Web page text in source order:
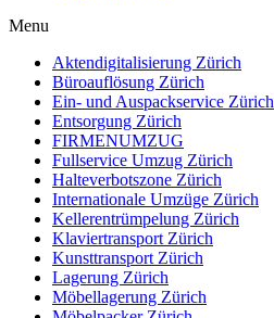
Menu
Aktendigitalisierung Zürich
Büroauflösung Zürich
Ein- und Auspackservice Zürich
Entsorgung Zürich
FIRMENUMZUG
Fullservice Umzug Zürich​
Halteverbotszone Zürich
Internationale Umzüge Zürich
Kellerentrümpelung Zürich
Klaviertransport Zürich
Kunsttransport Zürich
Lagerung Zürich
Möbellagerung Zürich